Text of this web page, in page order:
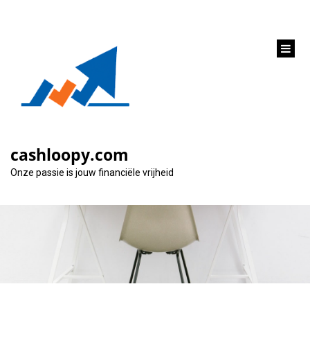
cashloopy.com
Onze passie is jouw financiële vrijheid
2000 euro lenen
zonder gedoe: snel en
eenvoudig geld lenen